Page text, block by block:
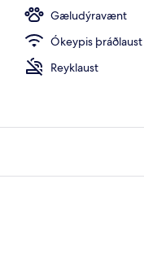
Gæludýravænt
Ókeypis
Reyklaust